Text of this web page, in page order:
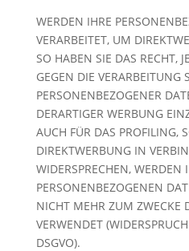
WERDEN IHRE
VERARBEITET, UM
SO HABEN SIE DAS RECHT,
GEGEN DIE VERARBEITUNG
PERSONENBEZOGENER
DERARTIGER WERBUNG
AUCH FÜR DAS PROFILING,
DIREKTWERBUNG IN
WIDERSPRECHEN, WERDEN
PERSONENBEZOGENEN
NICHT MEHR ZUM ZWECKE
VERWENDET
DSGVO).